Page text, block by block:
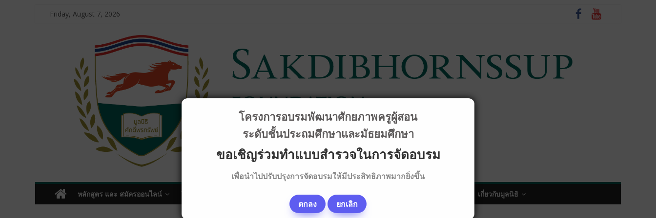
Friday, August 7, 2026
หลักสูตร และ สมัครออนไลน์ คลิป & เนื้อหาบรรยายอบรม เกี่ยวกับมูลนิธิ
โครงการอบรมพัฒนาศักยภาพครูผู้สอน
ระดับชั้นประถมศึกษาและมัธยมศึกษา
ขอเชิญร่วมทำแบบสำรวจในการจัดอบรม
เพื่อนำไปปรับปรุงการจัดอบรมให้มีประสิทธิภาพมากยิ่งขึ้น
ตกลง ยกเลิก